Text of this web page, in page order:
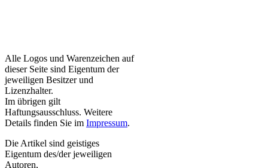
Alle Logos und Warenzeichen auf
dieser Seite sind Eigentum der
jeweiligen Besitzer und
Lizenzhalter.
Im übrigen gilt
Haftungsausschluss. Weitere
Details finden Sie im Impressum.
Die Artikel sind geistiges
Eigentum des/der jeweiligen
Autoren,